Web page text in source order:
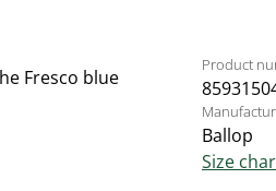
Product
Ballop
Size